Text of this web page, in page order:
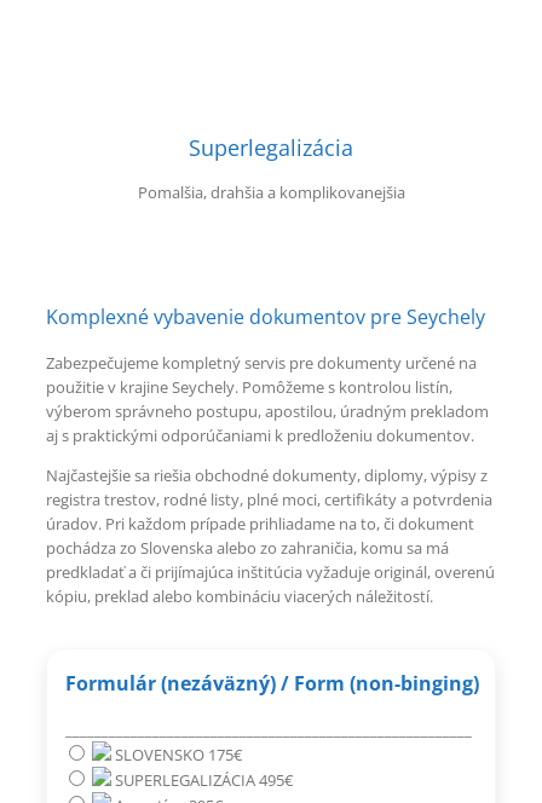
Superlegalizácia
Pomalšia, drahšia a komplikovanejšia
Komplexné vybavenie dokumentov pre Seychely
Zabezpečujeme kompletný servis pre dokumenty určené na
použitie v krajine Seychely. Pomôžeme s kontrolou listín,
výberom správneho postupu, apostilou, úradným prekladom
aj s praktickými odporúčaniami k predloženiu dokumentov.
Najčastejšie sa riešia obchodné dokumenty, diplomy, výpisy z
registra trestov, rodné listy, plné moci, certifikáty a potvrdenia
úradov. Pri každom prípade prihliadame na to, či dokument
pochádza zo Slovenska alebo zo zahraničia, komu sa má
predkladať a či prijímajúca inštitúcia vyžaduje originál, overenú
kópiu, preklad alebo kombináciu viacerých náležitostí.
Formulár (nezáväzný) / Form (non-binging)
SLOVENSKO 175€
SUPERLEGALIZÁCIA 495€